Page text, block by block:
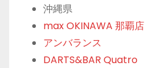
沖縄県
max OKINAWA 那覇店
アンバランス
DARTS&BAR Quatro